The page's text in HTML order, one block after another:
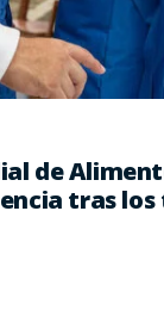
de
tras